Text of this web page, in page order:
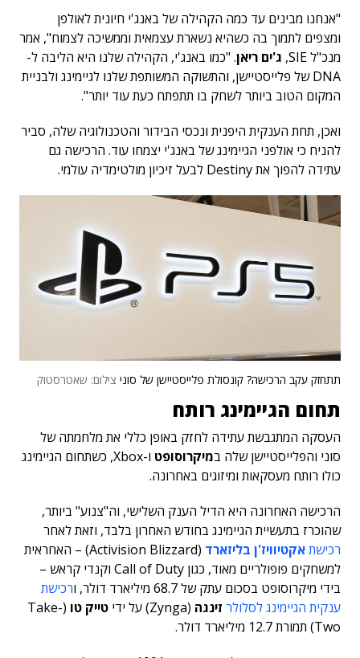
"אנחנו מבינים עד כמה הקהילה של באנג'י חיונית לאולפן
ומצפים לתמוך בה כשהיא נשארת עצמאית וממשיכה לצמוח", אמר
מנכ"ל SIE,
ג'ים ריאן. "כמו באנג'י, הקהילה שלנו היא הליבה ל-
DNA של פלייסטיישן, והתשוקה המשותפת שלנו לגיימינג ולבניית
המקום הטוב ביותר לשחק בו תתפתח כעת עוד יותר".
ואכן, תחת הענקית היפנית ונכסי הבידור והטכנולוגיה שלה, סביר
להניח כי אולפני הגיימינג של באנג'י יצמחו עוד. הרכישה גם
עתידה להפוך את Destiny לבעל זיכיון מולטימדיה עולמי.
תתחזק עקב הרכישה? קונסולת פלייסטיישן של סוני צילום: שאטרסטוק
תחום הגיימינג רותח
העסקה המתגבשת עתידה לחזק באופן כללי את מלחמתה של
סוני והפלייסטיישן שלה במיקרוסופט
ו-Xbox, כשתחום הגיימינג
כולו רותח מעסקאות ומיזוגים באחרונה.
הרכישה האחרונה היא הדיל הענק השלישי, וה"צנוע" ביותר,
שהוכרז בתעשיית הגיימינג בחודש האחרון בלבד, וזאת לאחר
רכישתאקטיוויז'ן בליזארד
(Activision Blizzard) – האחראית
למשחקים פופולריים מאוד, כגון Call of Duty וקנדי קראש –
בידי מיקרוסופט בסכום עתק של 68.7 מיליארד דולר, ו
רכישת
ענקית הגיימינג לסלולר זינגה (Zynga) על ידי טייק טו (Take-
Two) תמורת 12.7 מיליארד דולר.